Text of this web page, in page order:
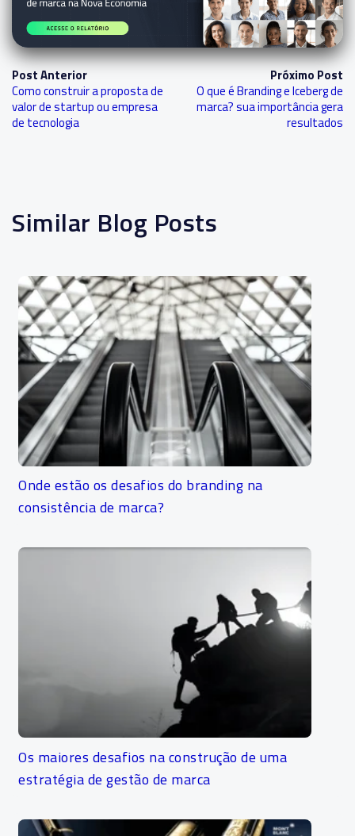
Post Anterior
Como construir a proposta de
valor de startup ou empresa
de tecnologia
Próximo Post
O que é Branding e Iceberg de
marca? sua importância gera
resultados
Similar Blog Posts
Onde estão os desafios do branding na
consistência de marca?
Os maiores desafios na construção de uma
estratégia de gestão de marca